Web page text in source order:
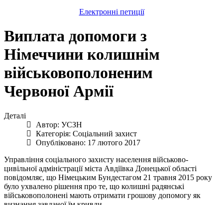
Електронні петиції
Виплата допомоги з
Німеччини колишнім
військовополоненим
Червоної Армії
Деталі
Автор: УСЗН
Категорія: Соціальний захист
Опубліковано: 17 лютого 2017
Управління соціального захисту населення військово-
цивільної адміністрації міста Авдіївка Донецької області
повідомляє, що Німецьким Бундестагом 21 травня 2015 року
було ухвалено рішення про те, що колишні радянські
військовополонені мають отримати грошову допомогу як